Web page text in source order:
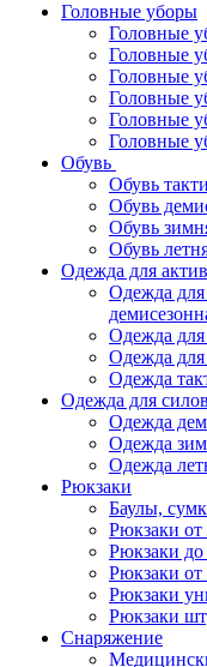
Головные уборы
Головные
Головные
Головные
Головные
Головные
Головные
Обувь
Обувь
Обувь
Обувь
Обувь
Одежда для
Одежда для
Одежда для
Одежда для
Одежда
Одежда для
Одежда
Одежда
Одежда
Рюкзаки
Баулы,
Рюкзаки от
Рюкзаки до
Рюкзаки от
Рюкзаки
Рюкзаки
Снаряжение